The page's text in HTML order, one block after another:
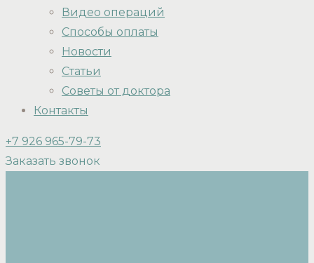
Видео операций
Способы оплаты
Новости
Статьи
Советы от доктора
Контакты
+7 926 965-79-73
Заказать звонок